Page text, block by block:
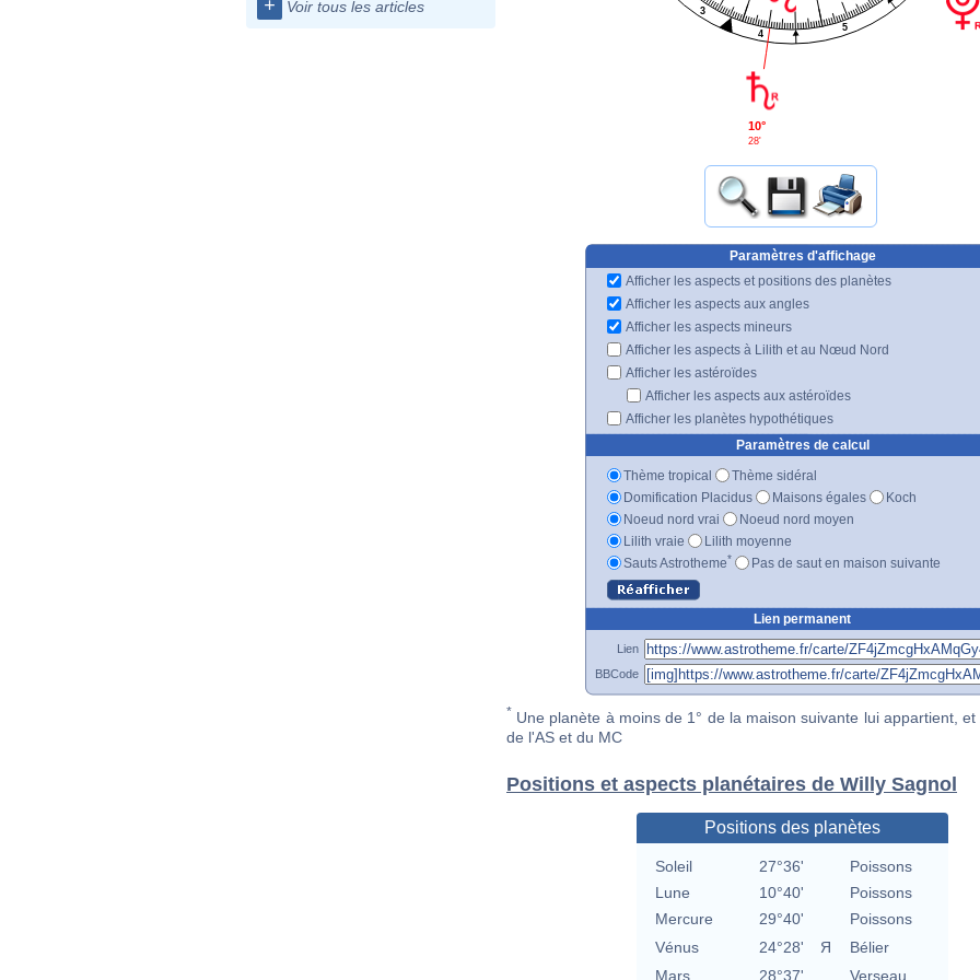
+ Voir tous les articles 3
4
5
10°
28'
Paramètres d'affichage
Afficher les aspects et positions des planètes
Afficher les aspects aux angles
Afficher les aspects mineurs
Afficher les aspects à Lilith et au Nœud Nord
Afficher les astéroïdes
Afficher les aspects aux astéroïdes
Afficher les planètes hypothétiques
Paramètres de calcul
Thème tropical
Thème sidéral
Domification Placidus
Maisons égales
Koch
Noeud nord vrai
Noeud nord moyen
Lilith vraie
Lilith moyenne
Sauts Astrotheme* Pas de saut en maison suivante
Lien permanent
Lien
BBCode
* Une planète à moins de 1° de la maison suivante lui appartient, et
de l'AS et du MC
Positions et aspects planétaires de Willy Sagnol
Positions des planètes
Soleil 27°36'
Poissons
Lune
10°40'
Poissons
Mercure
29°40'
Poissons
Vénus
24°28' Я
Bélier
Mars
28°37' Verseau